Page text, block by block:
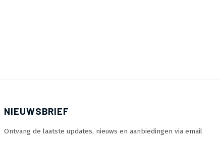
NIEUWSBRIEF
Ontvang de laatste updates, nieuws en aanbiedingen via email